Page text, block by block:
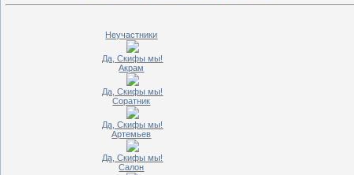
Неучастники
Да, Скифы мы!
Акрам
Да, Скифы мы!
Соратник
Да, Скифы мы!
Артемьев
Да, Скифы мы!
Салон